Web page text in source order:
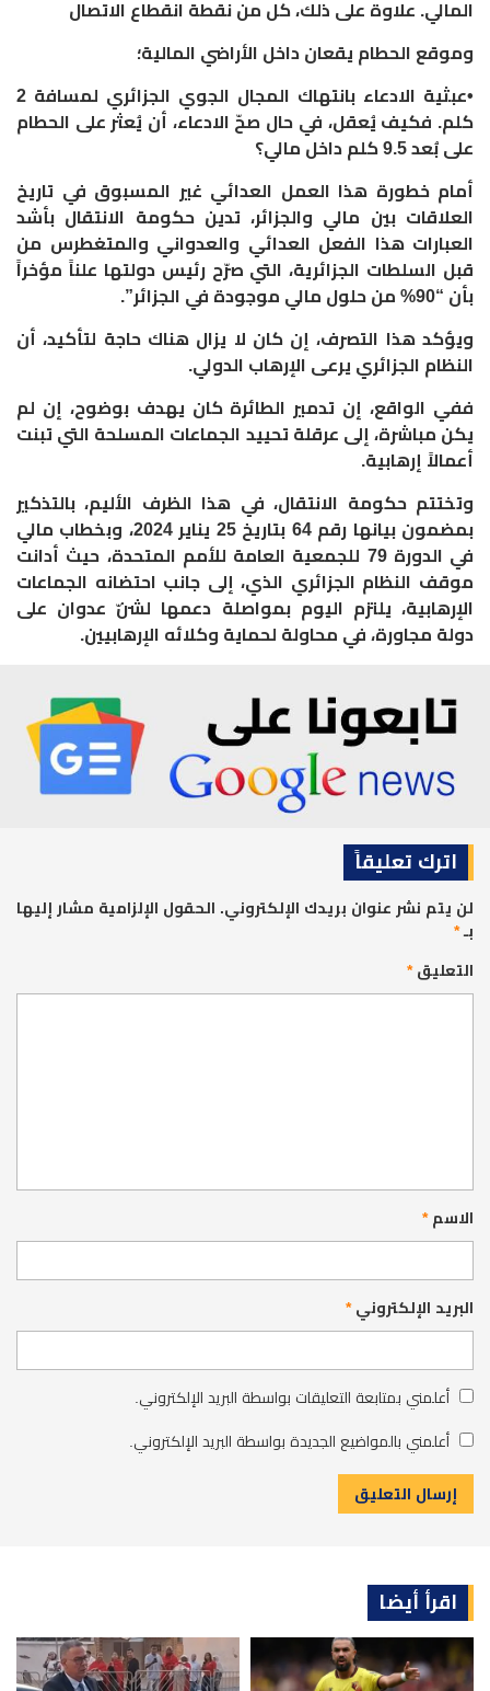
المالي. علاوة على ذلك، كل من نقطة انقطاع الاتصال
‏وموقع الحطام يقعان داخل الأراضي المالية؛
‏•عبثية الادعاء بانتهاك المجال الجوي الجزائري لمسافة 2
كلم. فكيف يُعقل، في حال صحّ الادعاء، أن يُعثر على الحطام
على بُعد 9.5 كلم داخل مالي؟
‏أمام خطورة هذا العمل العدائي غير المسبوق في تاريخ
العلاقات بين مالي والجزائر، تدين حكومة الانتقال بأشد
العبارات هذا الفعل العدائي والعدواني والمتغطرس من
قبل السلطات الجزائرية، التي صرّح رئيس دولتها علناً مؤخراً
بأن “90% من حلول مالي موجودة في الجزائر”.
‏ويؤكد هذا التصرف، إن كان لا يزال هناك حاجة لتأكيد، أن
النظام الجزائري يرعى الإرهاب الدولي.
‏ففي الواقع، إن تدمير الطائرة كان يهدف بوضوح، إن لم
يكن مباشرة، إلى عرقلة تحييد الجماعات المسلحة التي تبنت
أعمالاً إرهابية.
‏وتختتم حكومة الانتقال، في هذا الظرف الأليم، بالتذكير
بمضمون بيانها رقم 64 بتاريخ 25 يناير 2024، وبخطاب مالي
في الدورة 79 للجمعية العامة للأمم المتحدة، حيث أدانت
موقف النظام الجزائري الذي، إلى جانب احتضانه الجماعات
الإرهابية، يلتزم اليوم بمواصلة دعمها لشنّ عدوان على
دولة مجاورة، في محاولة لحماية وكلائه الإرهابيين.
اترك تعليقاً
لن يتم نشر عنوان بريدك الإلكتروني. الحقول الإلزامية مشار إليها
بـ*
التعليق*
الاسم*
البريد الإلكتروني*
أعلمني بمتابعة التعليقات بواسطة البريد الإلكتروني.
أعلمني بالمواضيع الجديدة بواسطة البريد الإلكتروني.
اقرأ أيضا